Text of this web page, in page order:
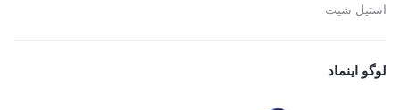
استیل شیت
لوگو اینماد